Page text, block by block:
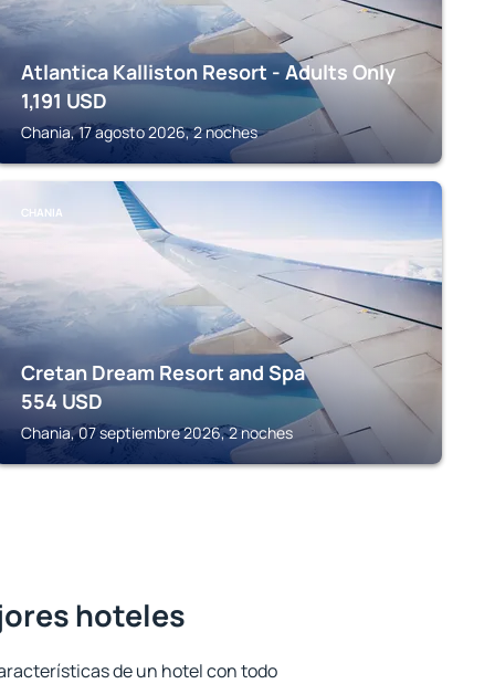
Atlantica Kalliston Resort - Adults Only
1,191 USD
Chania, 17 agosto 2026, 2 noches
CHANIA
Cretan Dream Resort and Spa
554 USD
Chania, 07 septiembre 2026, 2 noches
hoteles
de un hotel con todo